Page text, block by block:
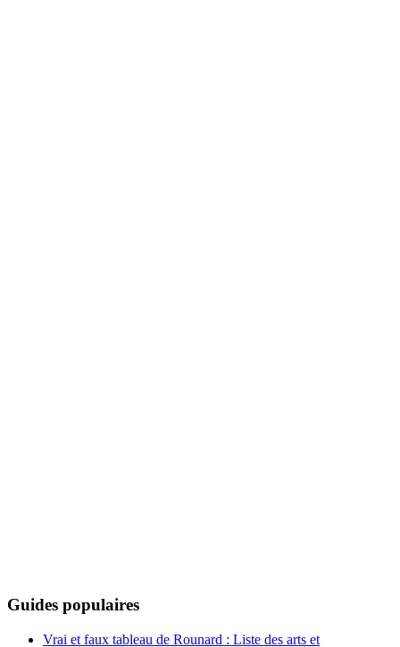
Guides populaires
Vrai et faux tableau de Rounard : Liste des arts et